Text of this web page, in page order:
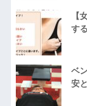
【
す
ベ
安